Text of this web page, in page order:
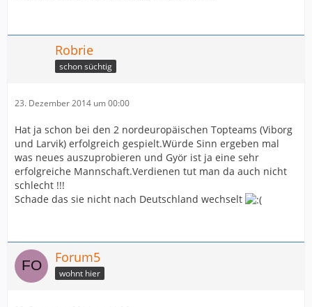
Robrie
schon süchtig
23. Dezember 2014 um 00:00
Hat ja schon bei den 2 nordeuropäischen Topteams (Viborg
und Larvik) erfolgreich gespielt.Würde Sinn ergeben mal
was neues auszuprobieren und Györ ist ja eine sehr
erfolgreiche Mannschaft.Verdienen tut man da auch nicht
schlecht !!!
Schade das sie nicht nach Deutschland wechselt
Forum5
wohnt hier